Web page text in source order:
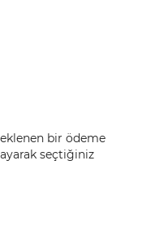
bir ödeme
seçtiğiniz